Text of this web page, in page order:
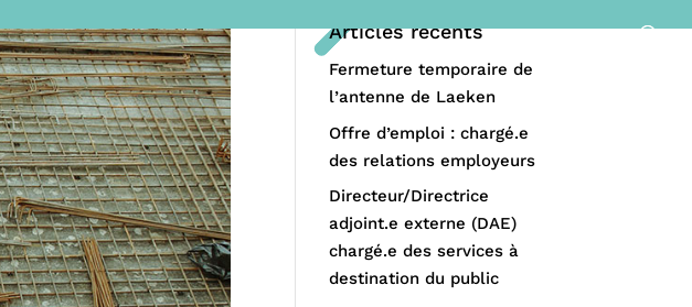
Articles récents
Fermeture temporaire de
l’antenne de Laeken
Offre d’emploi : chargé.e
des relations employeurs
Directeur/Directrice
adjoint.e externe (DAE)
chargé.e des services à
destination du public